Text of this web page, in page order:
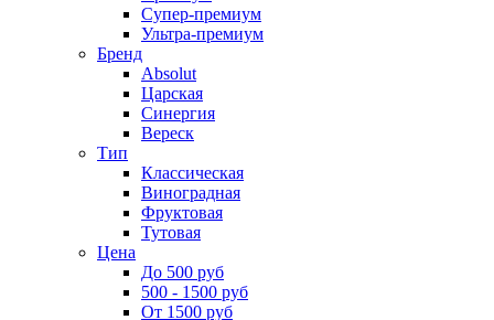
Супер-премиум
Ультра-премиум
Бренд
Absolut
Царская
Синергия
Вереск
Тип
Классическая
Виноградная
Фруктовая
Тутовая
Цена
До 500 руб
500 - 1500 руб
От 1500 руб